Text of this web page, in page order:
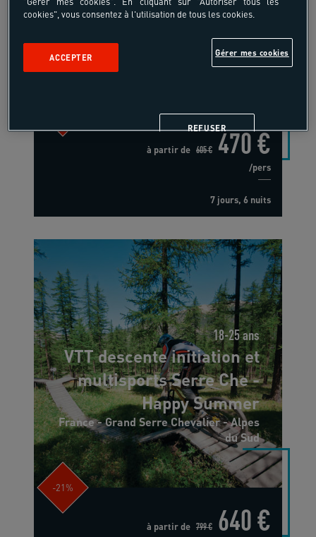
France - Les Arcs Portes de la Vanoise -
Alpes du Nord
à partir de 605 € 470 €
/pers
7 jours, 6 nuits
18-25 ans
VTT descente initiation et
multisports Serre Che -
Happy Summer
France - Grand Serre Chevalier - Alpes
du Sud
-21%
à partir de 799 € 640 €
cookies", vous consentez à l'utilisation de tous les cookies.
Gérer mes cookies
REFUSER
ACCEPTER